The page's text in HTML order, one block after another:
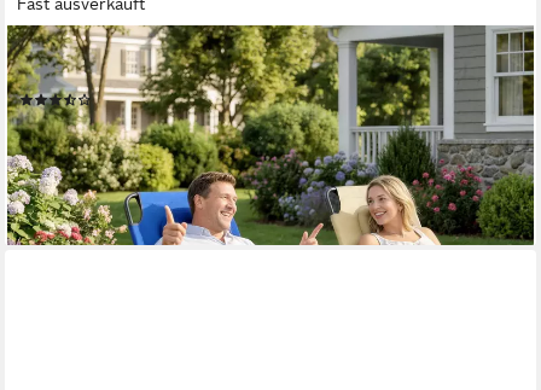
OUTSUNNY
Gartenliege Liege, 1 St., Klappbare Sonnenliege mit Gesichtsloch
(19)
39,99 € UVP82,90 €
-52%
lieferbar - in 2-3 Werktagen bei dir